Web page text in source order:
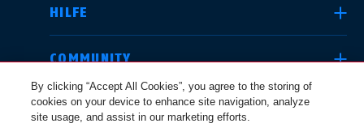
HILFE
COMMUNITY
RECHTLICHES
Deutschland
By clicking “Accept All Cookies”, you agree to the storing of
cookies on your device to enhance site navigation, analyze
site usage, and assist in our marketing efforts.